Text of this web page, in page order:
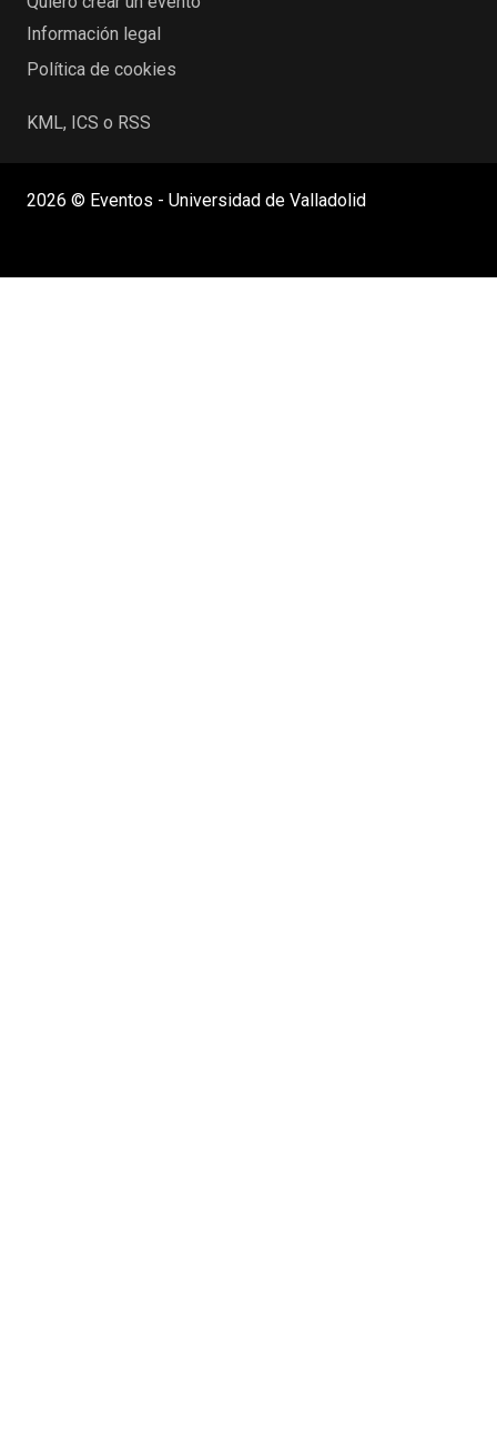
Información legal
Política de cookies
KML, ICS o RSS
2026 © Eventos - Universidad de Valladolid